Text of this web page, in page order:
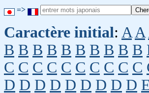
=>
Caractère initial: A A
B B B B B B B B B B
C C C C C C C C C C
D D D D D D D D D